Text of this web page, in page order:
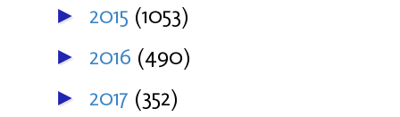
► 2015 (1053)
► 2016 (490)
► 2017 (352)